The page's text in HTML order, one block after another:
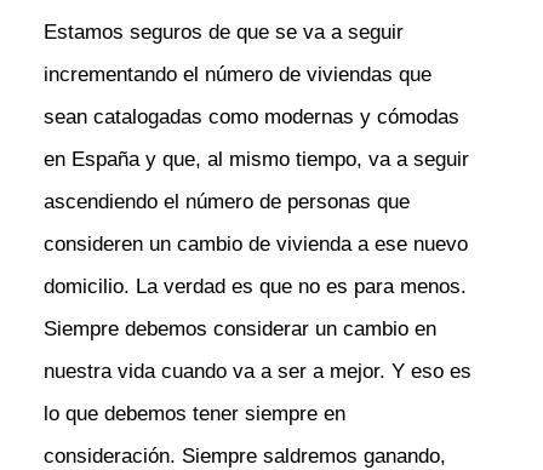
Estamos seguros de que se va a seguir
incrementando el número de viviendas que
sean catalogadas como modernas y cómodas
en España y que, al mismo tiempo, va a seguir
ascendiendo el número de personas que
consideren un cambio de vivienda a ese nuevo
domicilio. La verdad es que no es para menos.
Siempre debemos considerar un cambio en
nuestra vida cuando va a ser a mejor. Y eso es
lo que debemos tener siempre en
consideración. Siempre saldremos ganando,